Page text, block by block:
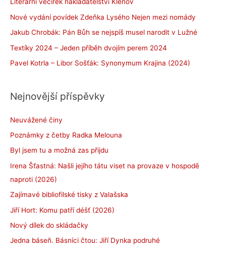
Literární večírek nakladatelství Klenov
Nové vydání povídek Zdeňka Lysého Nejen mezi nomády
Jakub Chrobák: Pán Bůh se nejspíš musel narodit v Lužné
Textíky 2024 – Jeden příběh dvojím perem 2024
Pavel Kotrla – Libor Sošťák: Synonymum Krajina (2024)
Nejnovější příspěvky
Neuvážené činy
Poznámky z četby Radka Melouna
Byl jsem tu a možná zas přijdu
Irena Šťastná: Našli jejího tátu viset na provaze v hospodě
naproti (2026)
Zajímavé bibliofilské tisky z Valašska
Jiří Hort: Komu patří déšť (2026)
Nový dílek do skládačky
Jedna báseň. Básníci čtou: Jiří Dynka podruhé